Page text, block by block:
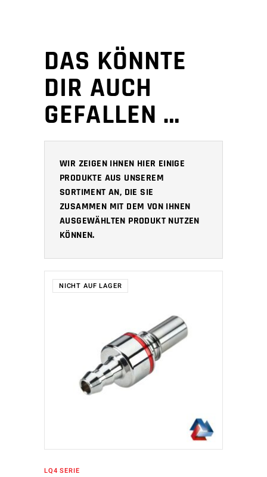
DAS KÖNNTE
DIR AUCH
GEFALLEN …
WIR ZEIGEN IHNEN HIER EINIGE
PRODUKTE AUS UNSEREM
SORTIMENT AN, DIE SIE
ZUSAMMEN MIT DEM VON IHNEN
AUSGEWÄHLTEN PRODUKT NUTZEN
KÖNNEN.
NICHT AUF LAGER
WEITERLESEN
LQ4 SERIE